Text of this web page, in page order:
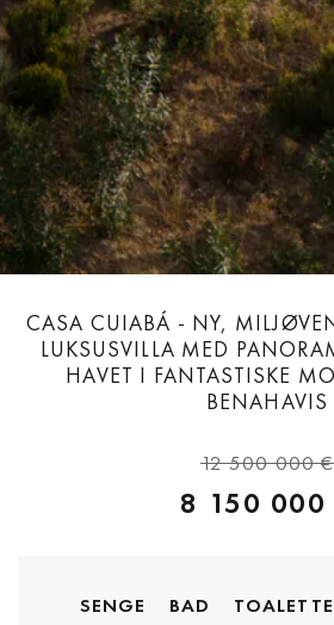
CASA CUIABÁ - NY,
LUKSUSVILLA MED
HAVET I FANTASTISKE
BENAHAVIS
12 500 000 €
8 150 000
SENGE
BAD